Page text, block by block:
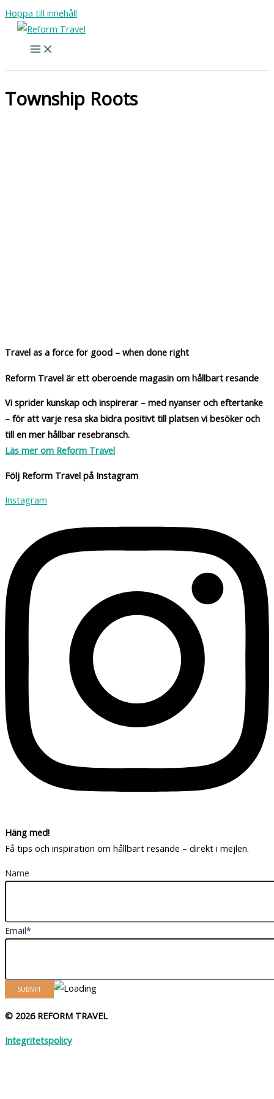
Hoppa till innehåll
Township Roots
Travel as a force for good – when done right
Reform Travel är ett oberoende magasin om hållbart resande
Vi sprider kunskap och inspirerar – med nyanser och eftertanke
– för att varje resa ska bidra positivt till platsen vi besöker och
till en mer hållbar resebransch.
Läs mer om Reform Travel
Följ Reform Travel på Instagram
Instagram
Häng med!
Få tips och inspiration om hållbart resande – direkt i mejlen.
Name
Email*
© 2026 REFORM TRAVEL
Integritetspolicy